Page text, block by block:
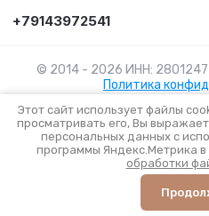
+79143972541
© 2014 - 2026 ИНН:
Политика
сделать сайтв
Этот сайт использует файлы
просматривать его, Вы
персональных данных с
программы Яндекс.Метрика в
обработки